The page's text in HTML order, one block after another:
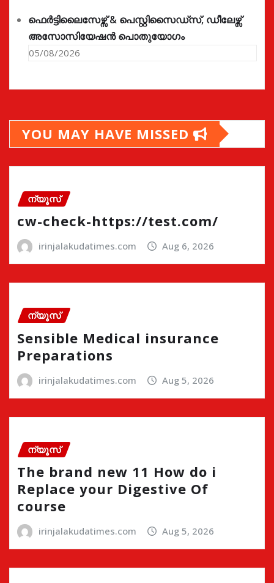
ഫെർട്ടിലൈസേഴ്സ് & പെസ്റ്റിസൈഡ്സ്, ഡീലേഴ്സ്
അസോസിയേഷൻ പൊതുയോഗം
05/08/2026
YOU MAY HAVE MISSED
ന്യൂസ്
cw-check-https://test.com/
irinjalakudatimes.com Aug 6, 2026
ന്യൂസ്
Sensible Medical insurance
Preparations
irinjalakudatimes.com Aug 5, 2026
ന്യൂസ്
The brand new 11 How do i
Replace your Digestive Of
course
irinjalakudatimes.com Aug 5, 2026